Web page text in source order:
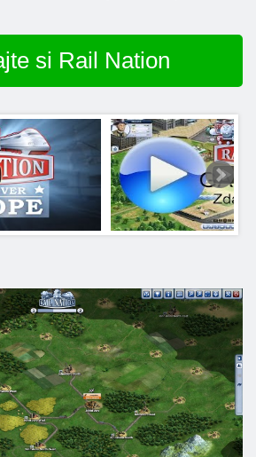
si Rail Nation